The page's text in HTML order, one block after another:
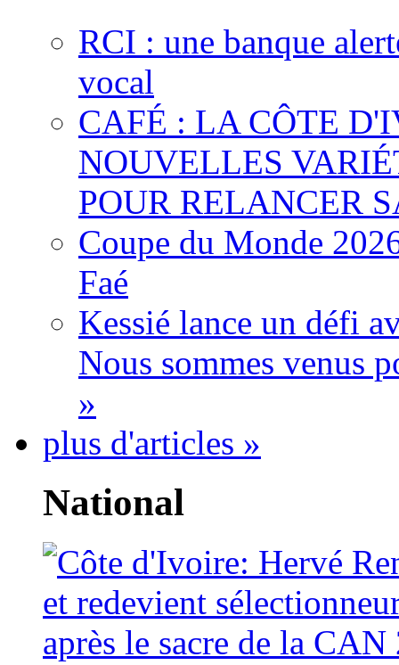
RCI : une banque
vocal
CAFÉ : LA CÔTE
NOUVELLES
POUR RELANCER
Coupe du Monde
Faé
Kessié lance un défi
Nous sommes venus
»
plus d'articles »
National